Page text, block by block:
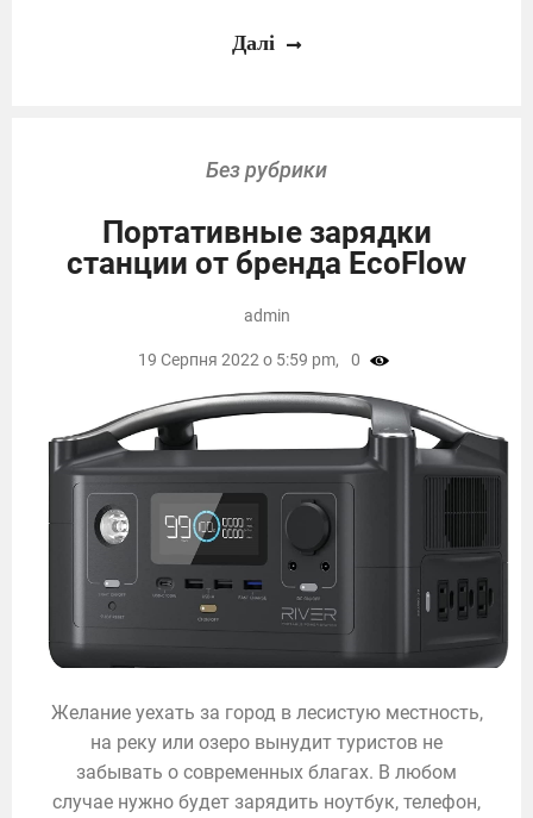
Далі
Без рубрики
Портативные зарядки
станции от бренда EcoFlow
Желание уехать за город в лесистую местность,
на реку или озеро вынудит туристов не
забывать о современных благах. В любом
случае нужно будет зарядить ноутбук, телефон,
admin
19 Серпня 2022 о 5:59 pm, 0